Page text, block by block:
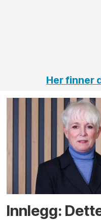
Her finner
Innlegg: